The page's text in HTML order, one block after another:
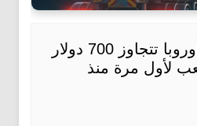
أسعار الغاز في أوروبا تتجاوز 700 دولار
لأول مرة منذ